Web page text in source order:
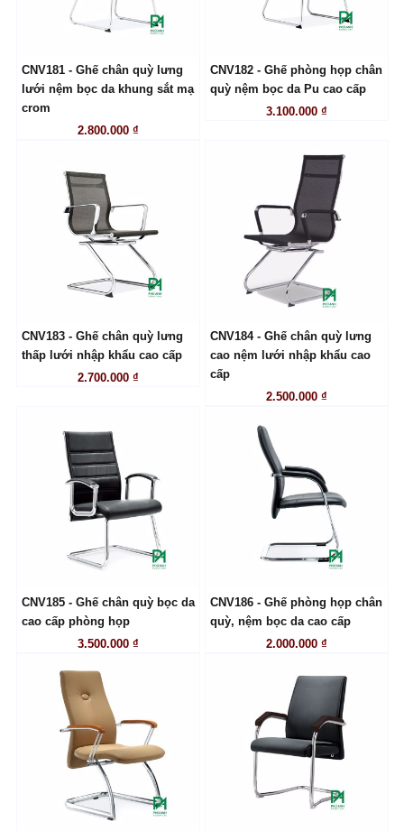
LIÊN HỆ
CNV181 - Ghế chân quỳ lưng
lưới nệm bọc da khung sắt mạ
crom
2.800.000 ₫
LIÊN HỆ
CNV182 - Ghế phòng họp chân
quỳ nệm bọc da Pu cao cấp
3.100.000 ₫
LIÊN HỆ
CNV183 - Ghế chân quỳ lưng
thấp lưới nhập khẩu cao cấp
2.700.000 ₫
LIÊN HỆ
CNV184 - Ghế chân quỳ lưng
cao nệm lưới nhập khẩu cao
cấp
2.500.000 ₫
LIÊN HỆ
CNV185 - Ghế chân quỳ bọc da
cao cấp phòng họp
3.500.000 ₫
LIÊN HỆ
CNV186 - Ghế phòng họp chân
quỳ, nệm bọc da cao cấp
2.000.000 ₫